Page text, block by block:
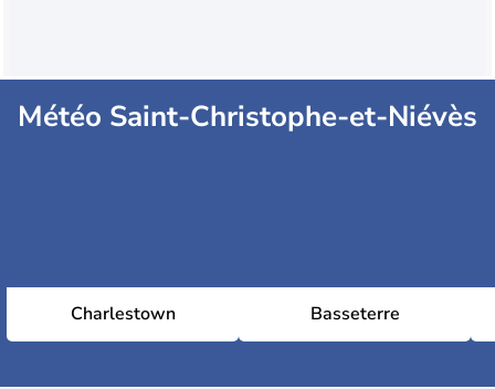
Météo Saint-Christophe-et-Niévès
Charlestown Basseterre